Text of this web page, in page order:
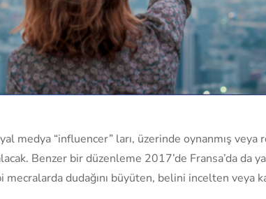
medya “influencer” ları, üzerinde oynanmış veya
Benzer bir düzenleme 2017’de Fransa’da da
dudağını büyüten, belini incelten veya